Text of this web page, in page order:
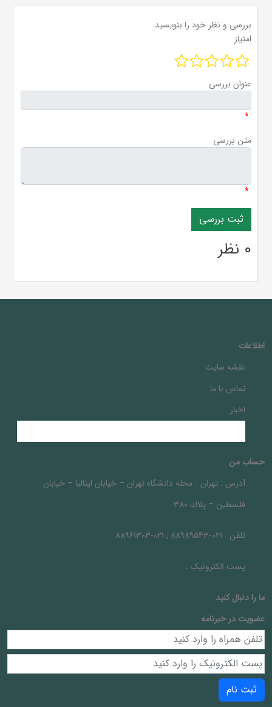
بررسی و نظر خود را بنویسید
امتیاز
عنوان بررسی
*
متن بررسی
*
0 نظر
اطلاعات
نقشه سایت
تماس با ما
اخبار
حساب من
آدرس : تهران - محله دانشگاه تهران – خيابان ايتاليا – خيابان
فلسطين – پلاك 380
تلفن : 021-88989543 , 021-88961303
پست الکترونیک :
ما را دنبال کنيد
عضویت در خبرنامه
ثبت نام